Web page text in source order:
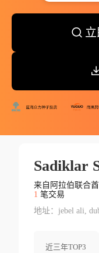
来自阿拉伯联合
1 笔交易
地址：jebel ali,
近三年TOP3